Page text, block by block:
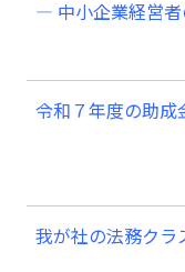
― 中小企業経営者
令和７年度の助成
我が社の法務クラ